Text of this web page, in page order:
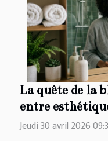
La quête de la
entre
Jeudi 30 avril 2026